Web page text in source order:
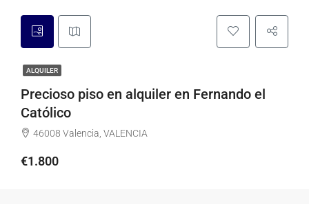
ALQUILER
Precioso piso en alquiler en Fernando el
Católico
46008 Valencia, VALENCIA
€1.800